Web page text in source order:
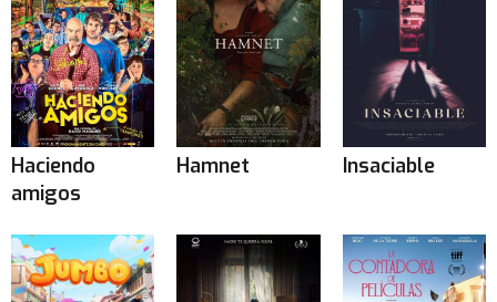
Haciendo
amigos
Hamnet Insaciable